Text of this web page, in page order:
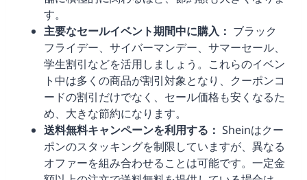
す。
主要なセールイベント期間中に購入： ブラック
フライデー、サイバーマンデー、サマーセール、
学生割引などを活用しましょう。これらのイベン
ト中は多くの商品が割引対象となり、クーポンコ
ードの割引だけでなく、セール価格も安くなるた
め、大きな節約になります。
送料無料キャンペーンを利用する： Sheinはクー
ポンのスタッキングを制限していますが、異なる
オファーを組み合わせることは可能です。一定金